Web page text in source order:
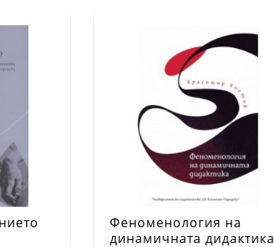
Феноменология на
динамичната дидактика